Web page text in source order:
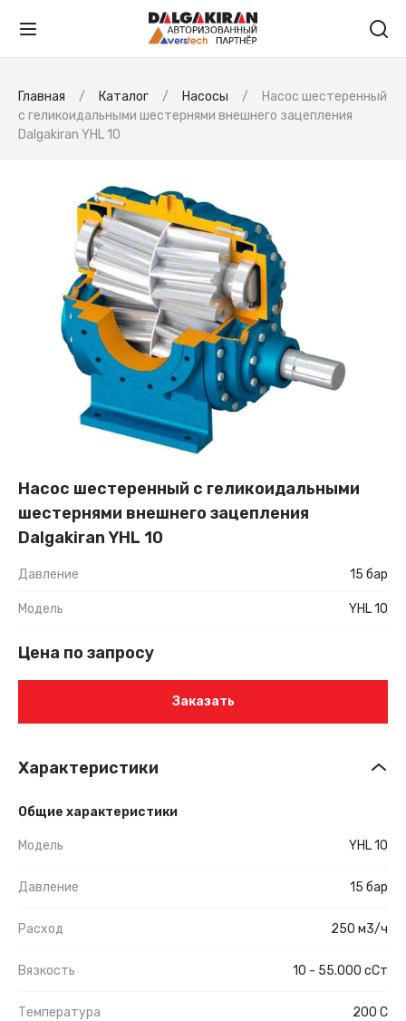
Главная Каталог Насосы
Насос шестеренный
с геликоидальными шестернями внешнего зацепления
Dalgakiran YHL 10
Насос шестеренный с геликоидальными
шестернями внешнего зацепления
Dalgakiran YHL 10
Давление 15 бар
Модель YHL 10
Цена по запросу
Заказать
Характеристики
Общие характеристики
Модель YHL 10
Давление 15 бар
Расход 250 м3/ч
Вязкость 10 - 55.000 сСт
Температура
200 С